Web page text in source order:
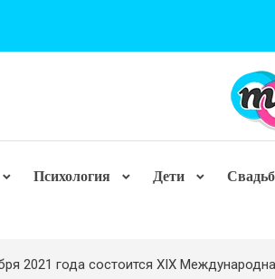
Психология Дети
2021 года состоится XIX